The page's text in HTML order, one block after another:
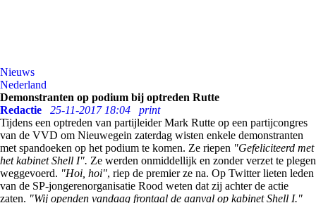
Nieuws
Nederland
Demonstranten op podium bij optreden Rutte
Redactie
25-11-2017 18:04
print
Tijdens een optreden van partijleider Mark Rutte op een partijcongres
van de VVD om Nieuwegein zaterdag wisten enkele demonstranten
met spandoeken op het podium te komen. Ze riepen "Gefeliciteerd met
het kabinet Shell I". Ze werden onmiddellijk en zonder verzet te plegen
weggevoerd. "Hoi, hoi", riep de premier ze na. Op Twitter lieten leden
van de SP-jongerenorganisatie Rood weten dat zij achter de actie
zaten. "Wij openden vandaag frontaal de aanval op kabinet Shell I."